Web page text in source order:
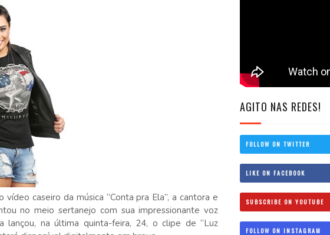
caseiro da música “Conta pra Ela”, a cantora e
no meio sertanejo com sua impressionante voz
na última quinta-feira, 24, o clipe de “Luz
AGITO NAS REDES!
FOLLOW ON TWITTER
LIKE ON FACEBOOK
SUBSCRIBE ON YOUTUBE
FOLLOW ON INSTAGRAM